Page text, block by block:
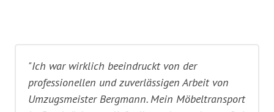
"Ich war wirklich beeindruckt von der
professionellen und zuverlässigen Arbeit von
Umzugsmeister Bergmann. Mein Möbeltransport